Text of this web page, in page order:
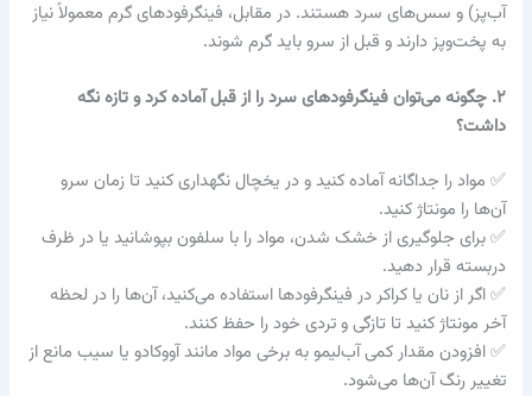
آب‌پز) و سس‌های سرد هستند. در مقابل، فینگرفودهای گرم معمولاً نیاز
به پخت‌وپز دارند و قبل از سرو باید گرم شوند.
۲. چگونه می‌توان فینگرفودهای سرد را از قبل آماده کرد و تازه نگه
داشت؟
✅ مواد را جداگانه آماده کنید و در یخچال نگهداری کنید تا زمان سرو
آن‌ها را مونتاژ کنید.
✅ برای جلوگیری از خشک شدن، مواد را با سلفون بپوشانید یا در ظرف
دربسته قرار دهید.
✅ اگر از نان یا کراکر در فینگرفودها استفاده می‌کنید، آن‌ها را در لحظه
آخر مونتاژ کنید تا تازگی و تردی خود را حفظ کنند.
✅ افزودن مقدار کمی آب‌لیمو به برخی مواد مانند آووکادو یا سیب مانع از
تغییر رنگ آن‌ها می‌شود.